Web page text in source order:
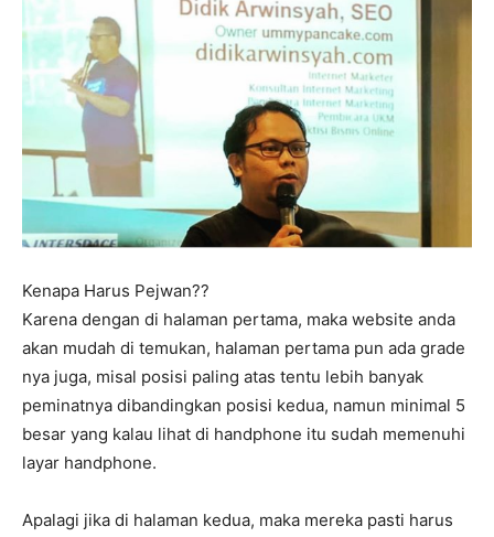
Kenapa Harus Pejwan??
Karena dengan di halaman pertama, maka website anda
akan mudah di temukan, halaman pertama pun ada grade
nya juga, misal posisi paling atas tentu lebih banyak
peminatnya dibandingkan posisi kedua, namun minimal 5
besar yang kalau lihat di handphone itu sudah memenuhi
layar handphone.
Apalagi jika di halaman kedua, maka mereka pasti harus